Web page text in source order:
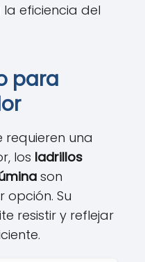
eficiencia del
para
una
los ladrillos
son
opción. Su
resistir y reflejar